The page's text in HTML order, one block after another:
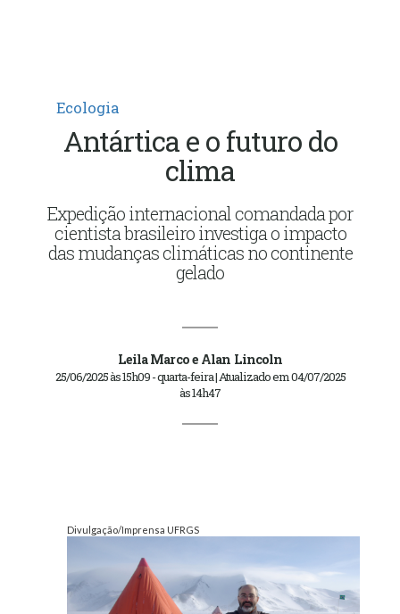
Ecologia
Antártica e o futuro do
clima
Expedição internacional comandada por
cientista brasileiro investiga o impacto
das mudanças climáticas no continente
gelado
Leila Marco e Alan Lincoln
25/06/2025 às 15h09 - quarta-feira | Atualizado em 04/07/2025
às 14h47
Divulgação/Imprensa UFRGS